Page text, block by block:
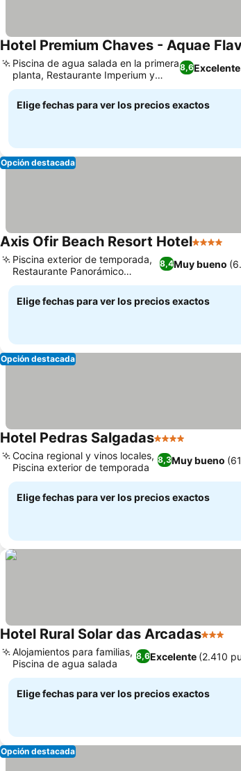
Hotel Premium Chaves - Aquae
8,6Excelente
Piscina de agua salada en la primera
planta, Restaurante Imperium y
asador
Elige fechas para ver los precios exactos
Opción destacada
Axis Ofir Beach Resort Hotel4 Estrellas
8,4Muy bueno
Piscina exterior de temporada,
Restaurante Panorámico
Atlântico
Elige fechas para ver los precios exactos
Opción destacada
Hotel Pedras Salgadas4 Estrellas
8,3Muy bueno
Cocina regional y vinos locales,
Piscina exterior de temporada
Elige fechas para ver los precios exactos
Hotel Rural Solar das Arcadas3
8,6Excelente (2.410
Alojamientos para familias,
Piscina de agua salada
Elige fechas para ver los precios exactos
Opción destacada